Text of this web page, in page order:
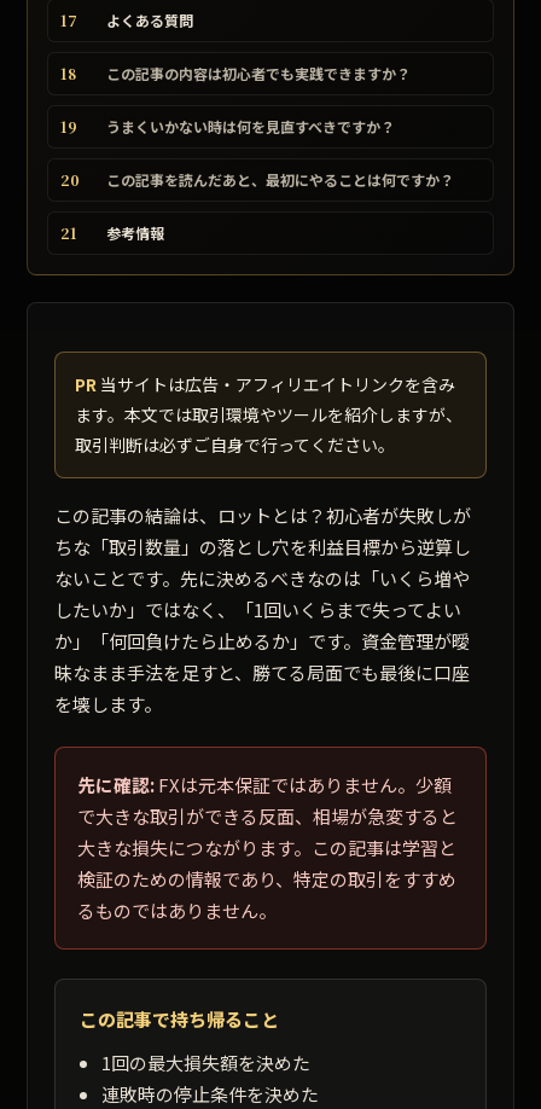
17 よくある質問
18 この記事の内容は初心者でも実践できますか？
19 うまくいかない時は何を見直すべきですか？
20 この記事を読んだあと、最初にやることは何ですか？
21 参考情報
PR 当サイトは広告・アフィリエイトリンクを含み
ます。本文では取引環境やツールを紹介しますが、
取引判断は必ずご自身で行ってください。
この記事の結論は、ロットとは？初心者が失敗しが
ちな「取引数量」の落とし穴を利益目標から逆算し
ないことです。先に決めるべきなのは「いくら増や
したいか」ではなく、「1回いくらまで失ってよい
か」「何回負けたら止めるか」です。資金管理が曖
昧なまま手法を足すと、勝てる局面でも最後に口座
を壊します。
先に確認:FXは元本保証ではありません。少額
で大きな取引ができる反面、相場が急変すると
大きな損失につながります。この記事は学習と
検証のための情報であり、特定の取引をすすめ
るものではありません。
この記事で持ち帰ること
1回の最大損失額を決めた
連敗時の停止条件を決めた